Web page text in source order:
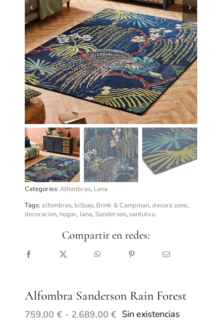
Categories:Alfombras, Lana
Tags:alfombras, bilbao, Brink & Campman,decora zone,
decoracion, hogar, lana, Sanderson, santutxu
Compartir en redes:
Alfombra Sanderson Rain Forest
759,00 € - 2.689,00 €Rango
Sin existencias